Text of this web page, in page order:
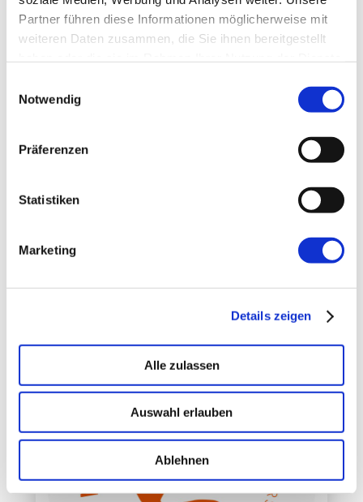
Partner führen diese Informationen möglicherweise mit
weiteren Daten zusammen, die Sie ihnen bereitgestellt
Notwendig
Präferenzen
Statistiken
Marketing
Details zeigen
Alle zulassen
Auswahl erlauben
Ablehnen
Website
vermeidbare Anti-Pattern beim Starten mit